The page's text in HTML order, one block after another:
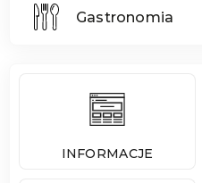
Gastronomia
INFORMACJE